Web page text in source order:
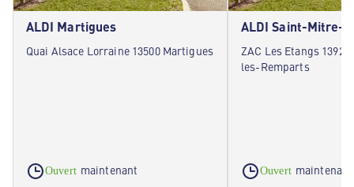
ALDI Martigues
Quai Alsace Lorraine 13500 Martigues
Ouvert maintenant
ALDI Saint-Mitre-
ZAC Les Etangs
les-Remparts
Ouvert maintenant